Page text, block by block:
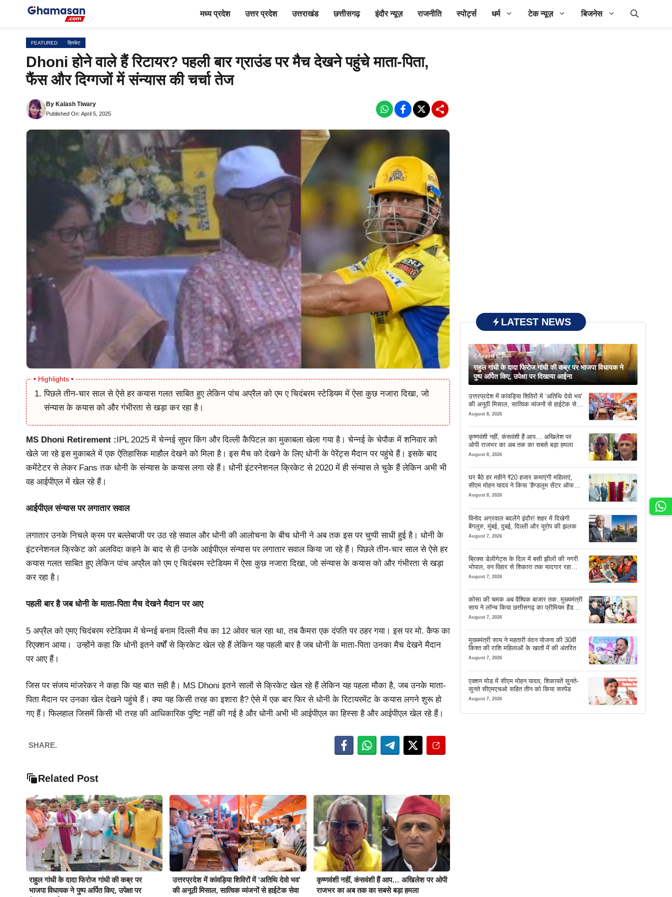
मध्य प्रदेश उत्तर प्रदेश उत्तराखंड छत्तीसगढ़ इंदौर न्यूज़ राजनीति स्पोर्ट्स धर्म टेक न्यूज़ बिजनेस
FEATURED क्रिकेट
Dhoni होने वाले हैं रिटायर? पहली बार ग्राउंड पर मैच देखने पहुंचे माता-पिता,
फैंस और दिग्गजों में संन्यास की चर्चा तेज
By Kalash Tiwary
Published On: April 5, 2025
पिछले तीन-चार साल से ऐसे हर कयास गलत साबित हुए लेकिन पांच अप्रैल को एम ए चिदंबरम स्टेडियम में ऐसा कुछ नजारा दिखा, जो
संन्यास के कयास को और गंभीरता से खड़ा कर रहा है।
MS Dhoni Retirement :IPL 2025 में चेन्नई सुपर किंग और दिल्ली कैपिटल का मुकाबला खेला गया है। चेन्नई के चेपौक में शनिवार को
खेले जा रहे इस मुकाबले में एक ऐतिहासिक माहौल देखने को मिला है। इस मैच को देखने के लिए धोनी के पेरेंट्स मैदान पर पहुंचे हैं। इसके बाद
कमेंटेटर से लेकर Fans तक धोनी के संन्यास के कयास लगा रहे हैं। धोनी इंटरनेशनल क्रिकेट से 2020 में ही संन्यास ले चुके हैं लेकिन अभी भी
वह आईपीएल में खेल रहे हैं।
आईपीएल संन्यास पर लगातार सवाल
लगातार उनके निचले क्रम पर बल्लेबाजी पर उठ रहे सवाल और धोनी की आलोचना के बीच धोनी ने अब तक इस पर चुप्पी साधी हुई है। धोनी के
इंटरनेशनल क्रिकेट को अलविदा कहने के बाद से ही उनके आईपीएल संन्यास पर लगातार सवाल किया जा रहे हैं। पिछले तीन-चार साल से ऐसे हर
कयास गलत साबित हुए लेकिन पांच अप्रैल को एम ए चिदंबरम स्टेडियम में ऐसा कुछ नजारा दिखा, जो संन्यास के कयास को और गंभीरता से खड़ा
कर रहा है।
पहली बार है जब धोनी के माता-पिता मैच देखने मैदान पर आए
5 अप्रैल को एमए चिदंबरम स्टेडियम में चेन्नई बनाम दिल्ली मैच का 12 ओवर चल रहा था, तब कैमरा एक दंपति पर ठहर गया। इस पर मो. कैफ का
रिएक्शन आया। उन्होंने कहा कि धोनी इतने वर्षों से क्रिकेट खेल रहे हैं लेकिन यह पहली बार है जब धोनी के माता-पिता उनका मैच देखने मैदान
पर आए हैं।
जिस पर संजय मांजरेकर ने कहा कि यह बात सही है। MS Dhoni इतने सालों से क्रिकेट खेल रहे हैं लेकिन यह पहला मौका है, जब उनके माता-
पिता मैदान पर उनका खेल देखने पहुंचे हैं। क्या यह किसी तरह का इशारा है? ऐसे में एक बार फिर से धोनी के रिटायरमेंट के कयास लगने शुरू हो
गए हैं। फिलहाल जिसमें किसी भी तरह की आधिकारिक पुष्टि नहीं की गई है और धोनी अभी भी आईपीएल का हिस्सा है और आईपीएल खेल रहे हैं।
SHARE.
Related Post
राहुल गांधी के दादा फिरोज गांधी की कब्र पर
भाजपा विधायक ने पुष्प अर्पित किए, उपेक्षा पर
उत्तरप्रदेश में कांवड़िया शिविरों में ‘अतिथि देवो भव’
की अनूठी मिसाल, सात्विक व्यंजनों से हाईटेक सेवा
कृष्णवंशी नहीं, कंसवंशी हैं आप… अखिलेश पर ओपी
राजभर का अब तक का सबसे बड़ा हमला
LATEST NEWS
August 8, 2026
राहुल गांधी के दादा फिरोज गांधी की कब्र पर भाजपा विधायक ने
पुष्प अर्पित किए, उपेक्षा पर दिखाया आईना
उत्तरप्रदेश में कांवड़िया शिविरों में ‘अतिथि देवो भव’
की अनूठी मिसाल, सात्विक व्यंजनों से हाईटेक सेवा
तक खास इंतजाम
August 8, 2026
कृष्णवंशी नहीं, कंसवंशी हैं आप… अखिलेश पर
ओपी राजभर का अब तक का सबसे बड़ा हमला
August 8, 2026
घर बैठे हर महीने ₹20 हजार कमाएंगी महिलाएं,
सीएम मोहन यादव ने किया ‘हैण्डलूम सेंटर ऑफ
एक्सीलेंस’ का शुभारंभ
August 8, 2026
विनोद अग्रवाल बदलेंगे इंदौर! शहर में दिखेगी
बेंगलुरु, मुंबई, दुबई, दिल्ली और यूरोप की झलक
August 7, 2026
ब्रिक्स डेलीगेट्स के दिल में बसी झीलों की नगरी
भोपाल, वन विहार से शिकारा तक यादगार रहा
सफर
August 7, 2026
कोसा की चमक अब वैश्विक बाजार तक: मुख्यमंत्री
साय ने लॉन्च किया छत्तीसगढ़ का प्रीमियम हैंडलूम
ब्रांड ‘कोशल फैब’
August 7, 2026
मुख्यमंत्री साय ने महतारी वंदन योजना की 30वीं
किश्त की राशि महिलाओं के खातों में की अंतरित
August 7, 2026
एक्शन मोड में सीएम मोहन यादव, शिकायतें सुनते-
सुनते सीएमएचओ सहित तीन को किया सस्पेंड
August 7, 2026